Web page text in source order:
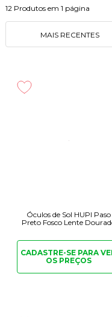
12 Produtos em 1 página
MAIS RECENTES
Óculos de Sol HUPI Paso
Preto Fosco Lente
CADASTRE-SE PARA
OS PREÇOS